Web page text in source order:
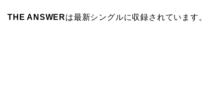
THE ANSWERは最新シングルに収録されています。